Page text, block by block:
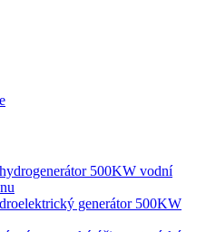
generátor 500KW